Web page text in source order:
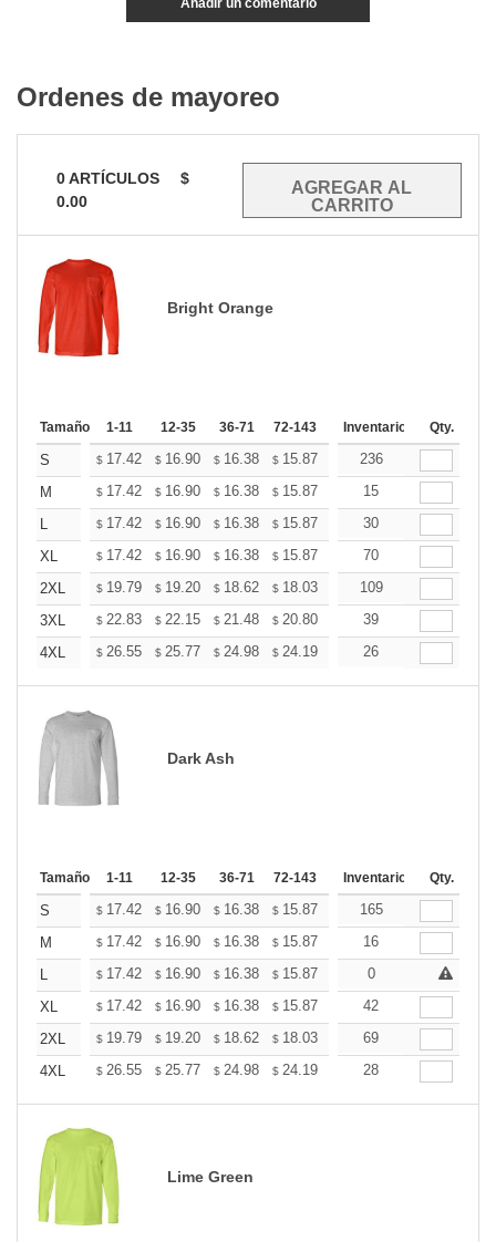
Añadir un comentario
Ordenes de mayoreo
0ARTÍCULOS
$
0.00
Bright Orange
Tamaño 1-11 12-35 36-71 72-143 144-287 288 +
Inventario Qty.
S $ 17.42 $ 16.90 $ 16.38 $ 15.87 15.35
236
M
$ 17.42 $ 16.90 $ 16.38 $ 15.87 15.35
15
L
$ 17.42 $ 16.90 $ 16.38 $ 15.87 15.35
30
XL
$ 17.42 $ 16.90 $ 16.38 $ 15.87 15.35
70
2XL
$ 19.79 $ 19.20 $ 18.62 $ 18.03 17.45
109
3XL
$ 22.83 $ 22.15 $ 21.48 $ 20.80 20.12
39
4XL
$ 26.55 $ 25.77 $ 24.98 $ 24.19 23.41
26
Dark Ash
Tamaño 1-11 12-35 36-71 72-143 144-287 288 +
Inventario Qty.
S $ 17.42 $ 16.90 $ 16.38 $ 15.87 15.35
165
M
$ 17.42 $ 16.90 $ 16.38 $ 15.87 15.35
16
L
$ 17.42 $ 16.90 $ 16.38 $ 15.87 15.35
0
XL
$ 17.42 $ 16.90 $ 16.38 $ 15.87 15.35
42
2XL
$ 19.79 $ 19.20 $ 18.62 $ 18.03 17.45
69
4XL
$ 26.55 $ 25.77 $ 24.98 $ 24.19 23.41
28
Lime Green